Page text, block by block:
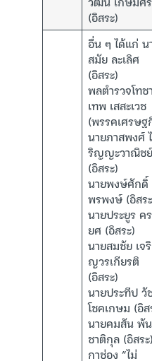
(อิสระ)
อื่น ๆ ได้แก่ น
สมัย ละเลิศ
(อิสระ)
พลตำรวจโท
เทพ เสสะเวช
(พรรคเศรษฐ
นายภาสพงศ์
ริญญะวาณิชย์
(อิสระ)
นายพงษ์ศักดิ์
พรพงษ์ (อิสร
นายประยูร ค
ยศ (อิสระ)
นายสมชัย เจริ
ญวรเกียรติ
(อิสระ)
นายประทีป วั
โชคเกษม (อิส
นายคมสัน พั
ชาติกุล (อิสระ)
กาช่อง “ไม่